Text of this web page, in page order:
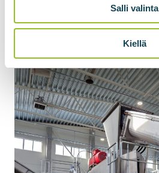
Salli valinta
Kiellä